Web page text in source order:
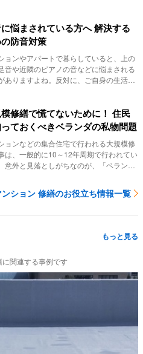
悩まされている方へ 解決する
防音対策
ョンやアパートで暮らしていると、上の
音や近隣のピアノの音などに悩まされる
ありますよね。反対に、ご自身の生活音
修繕で慌てないために！ 住民
ておくべきベランダの私物問題
ョンなどの集合住宅で行われる大規模修
は、一般的に10～12年周期で行われてい
意外と見落としがちなのが、「ベラン
ンション 修繕のお役立ち情報一覧
もっと見る
関連する事例です